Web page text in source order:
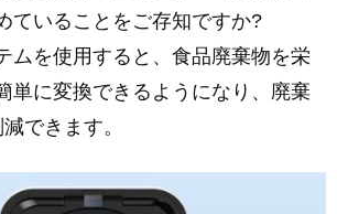
ていることをご存知ですか?
ムを使用すると、食品廃棄物を栄
単に変換できるようになり、廃棄
できます。